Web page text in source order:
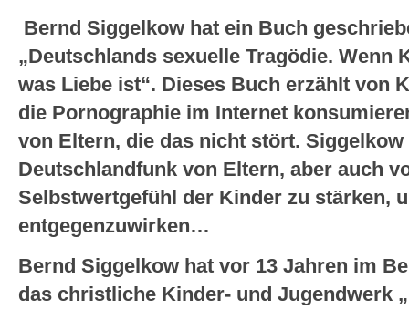
Bernd Siggelkow hat ein Buch
„Deutschlands sexuelle Tragödie. Wenn
was Liebe ist“. Dieses Buch erzählt von
die Pornographie im Internet
von Eltern, die das nicht stört.
Deutschlandfunk von Eltern, aber auch
Selbstwertgefühl der Kinder zu stärken,
entgegenzuwirken…
Bernd Siggelkow hat vor 13 Jahren im
das christliche Kinder- und Jugendwerk